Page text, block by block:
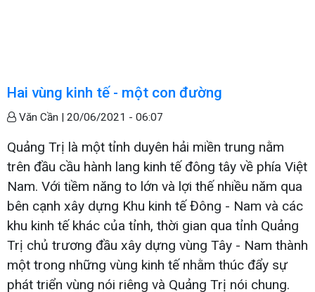
Hai vùng kinh tế - một con đường
Văn Cần | 20/06/2021 - 06:07
Quảng Trị là một tỉnh duyên hải miền trung nằm
trên đầu cầu hành lang kinh tế đông tây về phía Việt
Nam. Với tiềm năng to lớn và lợi thế nhiều năm qua
bên cạnh xây dựng Khu kinh tế Đông - Nam và các
khu kinh tế khác của tỉnh, thời gian qua tỉnh Quảng
Trị chủ trương đầu xây dựng vùng Tây - Nam thành
một trong những vùng kinh tế nhằm thúc đẩy sự
phát triển vùng nói riêng và Quảng Trị nói chung.